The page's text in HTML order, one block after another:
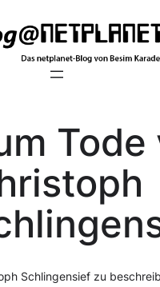
Tode
Schlingensief zu